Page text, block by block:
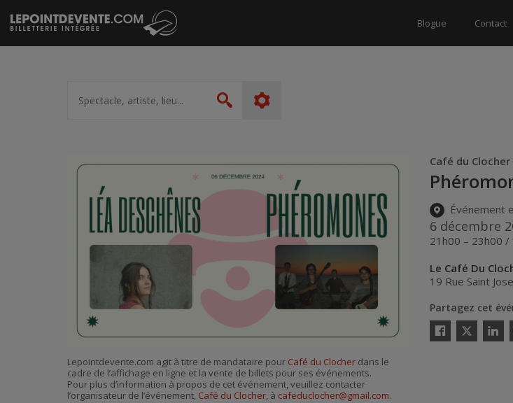
Passer
au
contenu
Blogue Contact
artiste,
lieu...
Rechercher
Café du
Événement
6 décembre
21h00 – 23h00 /
Le Café Du
19 Rue Saint
Partagez cet
Facebook
Twitter
Linkedin
Lepointdevente.com agit à titre de mandataire pour Café du Clocher dans le
cadre de l’affichage en ligne et la vente de billets pour ses événements.
Pour plus d’information à propos de cet événement, veuillez contacter
l’organisateur de l’événement, Café du Clocher, à cafeduclocher@gmail.com.